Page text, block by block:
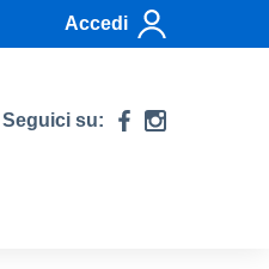
Accedi
Seguici su: